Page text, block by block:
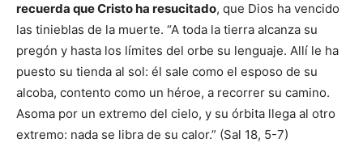
recuerda que Cristo ha resucitado, que Dios ha vencido
las tinieblas de la muerte. “A toda la tierra alcanza su
pregón y hasta los límites del orbe su lenguaje. Allí le ha
puesto su tienda al sol: él sale como el esposo de su
alcoba, contento como un héroe, a recorrer su camino.
Asoma por un extremo del cielo, y su órbita llega al otro
extremo: nada se libra de su calor.” (Sal 18, 5-7)